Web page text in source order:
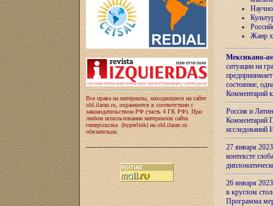
Все права на материалы, находящиеся на сайте
old.ilaran.ru, охраняются в соответствии с
законодательством РФ (часть 4 ГК РФ). При
любом использовании материалов сайта
гиперссылка (hyperlink) на old.ilaran.ru
обязательна.
Жанр
Мексикано-
ситуации на
состояние,
Комментарий
Россия и
Комментарий
27 января
контексте
26 января
в круглом
Программа